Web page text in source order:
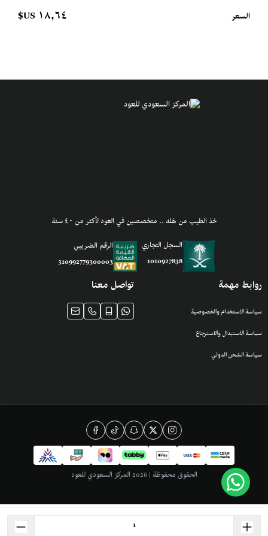
بخور كسر العود
السعر ١٨٫٦٤ US$
خذ الطيب من هَله .. متخصصين في العود لأكثر من ٤٠ سنة
السجل التجاري
1010927838
الرقم الضريبي
310992779300003
روابط مهمة
سياسة الاستخدام والخصوصية
سياسة الاستبدال والاسترجاع
سياسة الشحن الدولي
تواصل معنا
الحقوق محفوظة | 2026 المركز السعودي للعود